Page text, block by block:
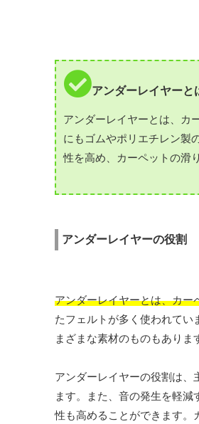
アンダーレイヤーと
アンダーレイヤーとは、カ
にもゴムやポリエチレン製
性を高め、カーペットの滑
アンダーレイヤーの役割
アンダーレイヤーとは、カー
たフェルトが多く使われてい
まざまな素材のものもありま
アンダーレイヤーの役割は、
ます。また、音の発生を軽
性も高めることができます。